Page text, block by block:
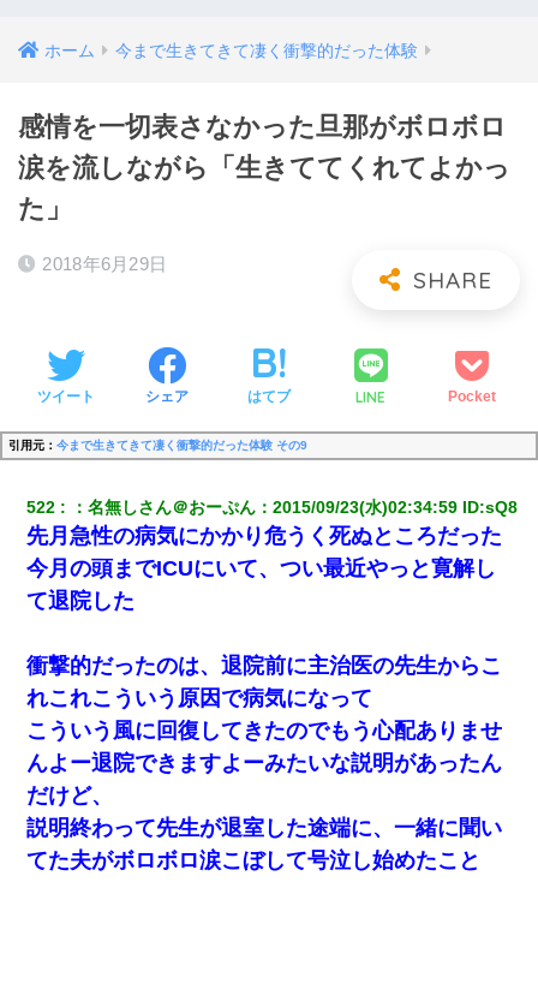
ホーム 今まで生きてきて凄く衝撃的だった体験
感情を一切表さなかった旦那がボロボロ
涙を流しながら「生きててくれてよかっ
た」
2018年6月29日
ツイート シェア はてブ LINE Pocket
引用元： 今まで生きてきて凄く衝撃的だった体験 その9
522 ：名無しさん＠おーぷん ：2015/09/23(水)02:34:59 ID:sQ8
先月急性の病気にかかり危うく死ぬところだった
今月の頭までICUにいて、つい最近やっと寛解し
て退院した
衝撃的だったのは、退院前に主治医の先生からこ
れこれこういう原因で病気になって
こういう風に回復してきたのでもう心配ありませ
んよー退院できますよーみたいな説明があったん
だけど、
説明終わって先生が退室した途端に、一緒に聞い
てた夫がボロボロ涙こぼして号泣し始めたこと